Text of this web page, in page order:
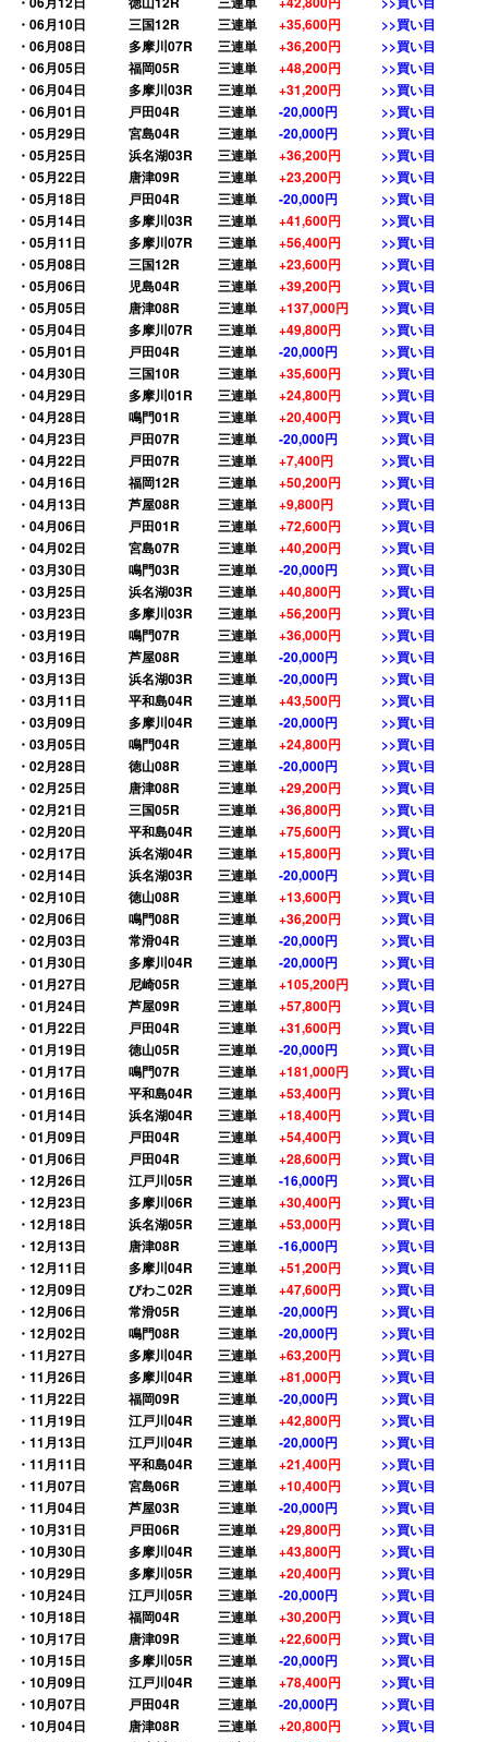
・06月10日
三国12R 三連単 +35,600円
>>買い目
・06月08日
多摩川07R 三連単 +36,200円
>>買い目
・06月05日
福岡05R 三連単 +48,200円
>>買い目
・06月04日
多摩川03R 三連単 +31,200円
>>買い目
・06月01日
戸田04R 三連単 -20,000円
>>買い目
・05月29日
宮島04R 三連単 -20,000円
>>買い目
・05月25日
浜名湖03R 三連単 +36,200円
>>買い目
・05月22日
唐津09R 三連単 +23,200円
>>買い目
・05月18日
戸田04R 三連単 -20,000円
>>買い目
・05月14日
多摩川03R 三連単 +41,600円
>>買い目
・05月11日
多摩川07R 三連単 +56,400円
>>買い目
・05月08日
三国12R 三連単 +23,600円
>>買い目
・05月06日
児島04R 三連単 +39,200円
>>買い目
・05月05日
唐津08R 三連単 +137,000円
>>買い目
・05月04日
多摩川07R 三連単 +49,800円
>>買い目
・05月01日
戸田04R 三連単 -20,000円
>>買い目
・04月30日
三国10R 三連単 +35,600円
>>買い目
・04月29日
多摩川01R 三連単 +24,800円
>>買い目
・04月28日
鳴門01R 三連単 +20,400円
>>買い目
・04月23日
戸田07R 三連単 -20,000円
>>買い目
・04月22日
戸田07R 三連単 +7,400円
>>買い目
・04月16日
福岡12R 三連単 +50,200円
>>買い目
・04月13日
芦屋08R 三連単 +9,800円
>>買い目
・04月06日
戸田01R 三連単 +72,600円
>>買い目
・04月02日
宮島07R 三連単 +40,200円
>>買い目
・03月30日
鳴門03R 三連単 -20,000円
>>買い目
・03月25日
浜名湖03R 三連単 +40,800円
>>買い目
・03月23日
多摩川03R 三連単 +56,200円
>>買い目
・03月19日
鳴門07R 三連単 +36,000円
>>買い目
・03月16日
芦屋08R 三連単 -20,000円
>>買い目
・03月13日
浜名湖03R 三連単 -20,000円
>>買い目
・03月11日
平和島04R 三連単 +43,500円
>>買い目
・03月09日
多摩川04R 三連単 -20,000円
>>買い目
・03月05日
鳴門04R 三連単 +24,800円
>>買い目
・02月28日
徳山08R 三連単 -20,000円
>>買い目
・02月25日
唐津08R 三連単 +29,200円
>>買い目
・02月21日
三国05R 三連単 +36,800円
>>買い目
・02月20日
平和島04R 三連単 +75,600円
>>買い目
・02月17日
浜名湖04R 三連単 +15,800円
>>買い目
・02月14日
浜名湖03R 三連単 -20,000円
>>買い目
・02月10日
徳山08R 三連単 +13,600円
>>買い目
・02月06日
鳴門08R 三連単 +36,200円
>>買い目
・02月03日
常滑04R 三連単 -20,000円
>>買い目
・01月30日
多摩川04R 三連単 -20,000円
>>買い目
・01月27日
尼崎05R 三連単 +105,200円
>>買い目
・01月24日
芦屋09R 三連単 +57,800円
>>買い目
・01月22日
戸田04R 三連単 +31,600円
>>買い目
・01月19日
徳山05R 三連単 -20,000円
>>買い目
・01月17日
鳴門07R 三連単 +181,000円
>>買い目
・01月16日
平和島04R 三連単 +53,400円
>>買い目
・01月14日
浜名湖04R 三連単 +18,400円
>>買い目
・01月09日
戸田04R 三連単 +54,400円
>>買い目
・01月06日
戸田04R 三連単 +28,600円
>>買い目
・12月26日
江戸川05R 三連単 -16,000円
>>買い目
・12月23日
多摩川06R 三連単 +30,400円
>>買い目
・12月18日
浜名湖05R 三連単 +53,000円
>>買い目
・12月13日
唐津08R 三連単 -16,000円
>>買い目
・12月11日
多摩川04R 三連単 +51,200円
>>買い目
・12月09日
びわこ02R 三連単 +47,600円
>>買い目
・12月06日
常滑05R 三連単 -20,000円
>>買い目
・12月02日
鳴門08R 三連単 -20,000円
>>買い目
・11月27日
多摩川04R 三連単 +63,200円
>>買い目
・11月26日
多摩川04R 三連単 +81,000円
>>買い目
・11月22日
福岡09R 三連単 -20,000円
>>買い目
・11月19日
江戸川04R 三連単 +42,800円
>>買い目
・11月13日
江戸川04R 三連単 -20,000円
>>買い目
・11月11日
平和島04R 三連単 +21,400円
>>買い目
・11月07日
宮島06R 三連単 +10,400円
>>買い目
・11月04日
芦屋03R 三連単 -20,000円
>>買い目
・10月31日
戸田06R 三連単 +29,800円
>>買い目
・10月30日
多摩川04R 三連単 +43,800円
>>買い目
・10月29日
多摩川05R 三連単 +20,400円
>>買い目
・10月24日
江戸川05R 三連単 -20,000円
>>買い目
・10月18日
福岡04R 三連単 +30,200円
>>買い目
・10月17日
唐津09R 三連単 +22,600円
>>買い目
・10月15日
多摩川05R 三連単 -20,000円
>>買い目
・10月09日
江戸川04R 三連単 +78,400円
>>買い目
・10月07日
戸田04R 三連単 -20,000円
>>買い目
・10月04日
唐津08R 三連単 +20,800円
>>買い目